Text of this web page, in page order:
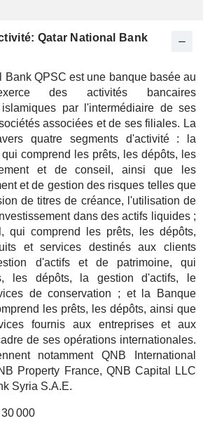
Qatar National Bank
Bank QPSC est une banque basée au
des activités bancaires
par l'intermédiaire de ses
associées et de ses filiales. La
quatre segments d'activité : la
comprend les prêts, les dépôts, les
et de conseil, ainsi que les
et de gestion des risques telles que
de titres de créance, l'utilisation de
dans des actifs liquides ;
qui comprend les prêts, les dépôts,
et services destinés aux clients
d'actifs et de patrimoine, qui
les dépôts, la gestion d'actifs, le
de conservation ; et la Banque
les prêts, les dépôts, ainsi que
fournis aux entreprises et aux
de ses opérations internationales.
notamment QNB International
Property France, QNB Capital LLC
Syria S.A.E.
30 000